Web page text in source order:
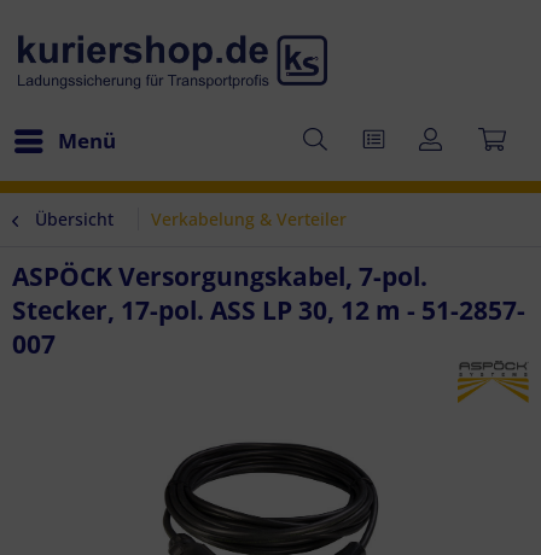
Menü
Übersicht Verkabelung & Verteiler
ASPÖCK Versorgungskabel, 7-pol.
Stecker, 17-pol. ASS LP 30, 12 m - 51-2857-
007